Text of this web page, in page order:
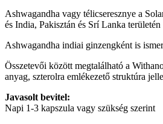
Ashwagandha vagy télicseresznye a
és India, Pakisztán és Srí Lanka területén
Ashwagandha indiai ginzengként is
Összetevői között megtalálható a
anyag, szterolra emlékezető struktúra
Javasolt bevitel:
Napi 1-3 kapszula vagy szükség szerint